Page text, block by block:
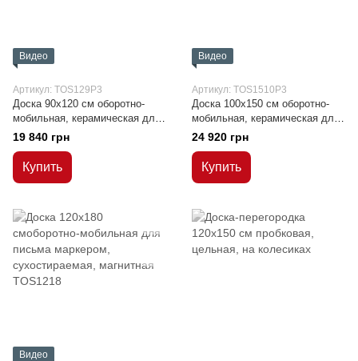
Видео
Артикул: TOS129P3
Доска 90x120 см оборотно-
мобильная, керамическая для
письма маркером,
сухостираемая, магнитная
19 840 грн
Купить
Видео
Артикул: TOS1510P3
Доска 100x150 см оборотно-
мобильная, керамическая для
письма маркером,
сухостираемая, магнитная
24 920 грн
Купить
Видео